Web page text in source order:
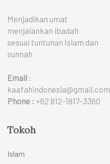
Menjadikan umat
menjalankan ibadah
sesuai tuntunan Islam dan
sunnah
Email :
kaafahindonesia@gmail.com
Phone : +62 812-1817-3360
Tokoh
Islam